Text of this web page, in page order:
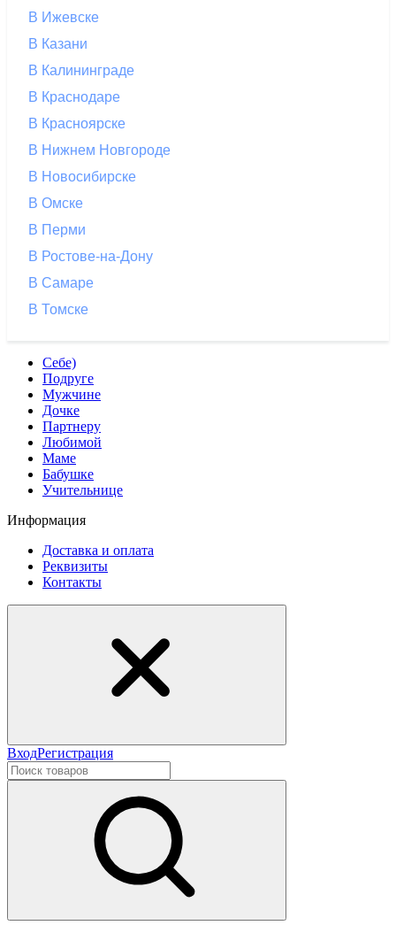
В Ижевске
В Казани
В Калининграде
В Краснодаре
В Красноярске
В Нижнем Новгороде
В Новосибирске
В Омске
В Перми
В Ростове-на-Дону
В Самаре
В Томске
Себе)
Подруге
Мужчине
Дочке
Партнеру
Любимой
Маме
Бабушке
Учительнице
Информация
Доставка и оплата
Реквизиты
Контакты
ВходРегистрация